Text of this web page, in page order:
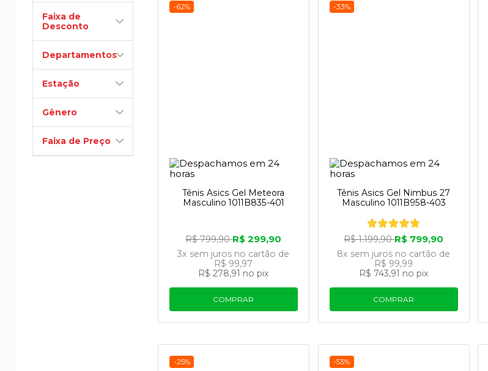
Faixa de
Desconto
Departamentos
Estação
Gênero
Faixa de Preço
-62%
Tênis Asics Gel Meteora
Masculino 1011B835-401
R$ 799,90R$ 299,90
3x sem juros no cartão de
R$ 99,97
R$ 278,91 no pix
COMPRAR
-33%
Tênis Asics Gel Nimbus 27
Masculino 1011B958-403
R$ 1.199,90R$ 799,90
8x sem juros no cartão de
R$ 99,99
R$ 743,91 no pix
COMPRAR
-25% -53%